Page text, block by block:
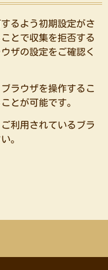
るよう初期設定がさ
とで収集を拒否する
ザの設定をご確認く
ラウザを操作するこ
とが可能です。
利用されているブラ
。